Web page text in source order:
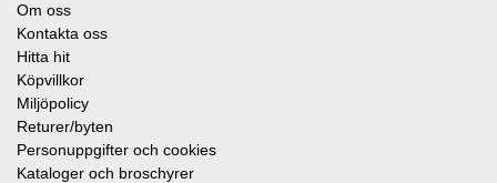
Om oss
Kontakta oss
Hitta hit
Köpvillkor
Miljöpolicy
Returer/byten
Personuppgifter och cookies
Kataloger och broschyrer